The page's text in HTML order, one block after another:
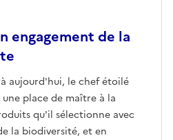
engagement de la
aujourd'hui, le chef étoilé
place de maître à la
qu'il sélectionne avec
la biodiversité, et en